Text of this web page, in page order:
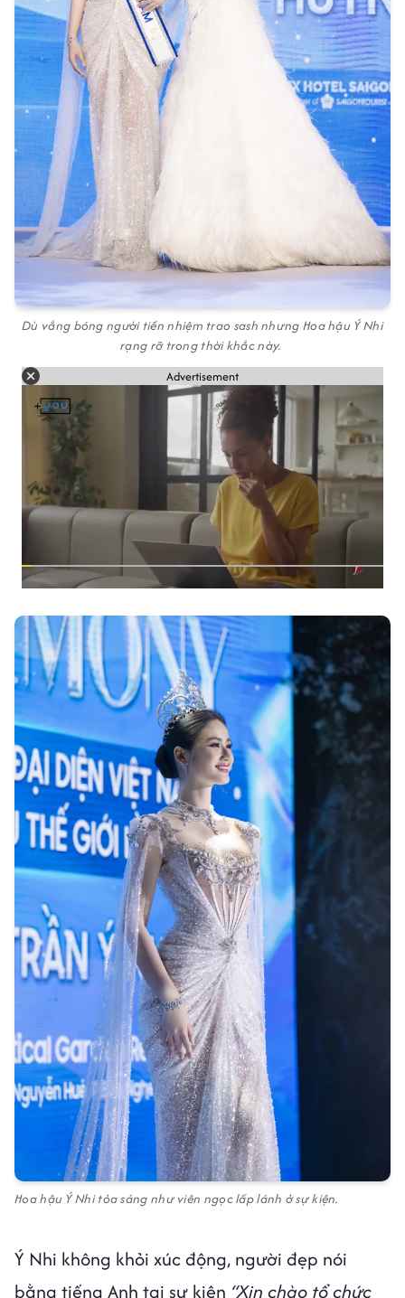
Dù vắng bóng người tiền nhiệm trao sash nhưng Hoa hậu Ý Nhi
rạng rỡ trong thời khắc này.
Advertisement
Hoa hậu Ý Nhi tỏa sáng như viên ngọc lấp lánh ở sự kiện.
Ý Nhi không khỏi xúc động, người đẹp nói
bằng tiếng Anh tại sự kiện “Xin chào tổ chức